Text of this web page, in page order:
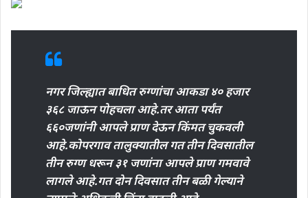
नगर जिल्ह्यात बाधित रुग्णांचा आकडा ४० हजार
३६८ जाऊन पोहचला आहे.तर आता पर्यंत
६६०जणांनी आपले प्राण देऊन किंमत चुकवली
आहे.कोपरगाव तालुक्यातील गत तीन दिवसातील
तीन रुग्ण धरून ३१ जणांना आपले प्राण गमवावे
लागले आहे.गत दोन दिवसात तीन बळी गेल्याने